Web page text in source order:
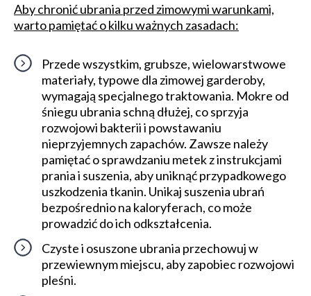
Aby chronić ubrania przed zimowymi warunkami,
warto pamiętać o kilku ważnych zasadach:
Przede wszystkim, grubsze, wielowarstwowe
materiały, typowe dla zimowej garderoby,
wymagają specjalnego traktowania. Mokre od
śniegu ubrania schną dłużej, co sprzyja
rozwojowi bakterii i powstawaniu
nieprzyjemnych zapachów. Zawsze należy
pamiętać o sprawdzaniu metek z instrukcjami
prania i suszenia, aby uniknąć przypadkowego
uszkodzenia tkanin. Unikaj suszenia ubrań
bezpośrednio na kaloryferach, co może
prowadzić do ich odkształcenia.
Czyste i osuszone ubrania przechowuj w
przewiewnym miejscu, aby zapobiec rozwojowi
pleśni.